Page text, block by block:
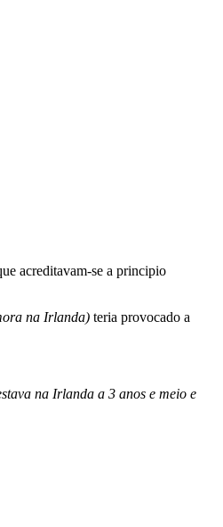
acreditavam-se a principio
na Irlanda) teria provocado a
na Irlanda a 3 anos e meio e